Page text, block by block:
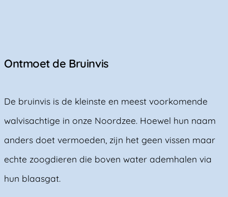
Ontmoet de Bruinvis
De bruinvis is de kleinste en meest voorkomende
walvisachtige in onze Noordzee. Hoewel hun naam
anders doet vermoeden, zijn het geen vissen maar
echte zoogdieren die boven water ademhalen via
hun blaasgat.